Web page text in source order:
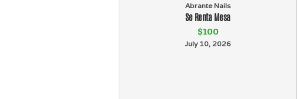
Abrante Nails
Se Renta Mesa
$100
July 10, 2026